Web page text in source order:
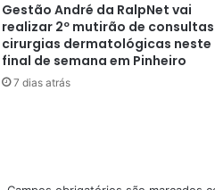
Gestão André da RalpNet vai
realizar 2º mutirão de consultas
cirurgias dermatológicas neste
final de semana em Pinheiro
7 dias atrás